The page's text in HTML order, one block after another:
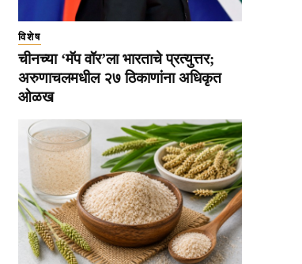
विशेष
चीनच्या ‘मॅप वॉर’ला भारताचे प्रत्युत्तर;
अरुणाचलमधील २७ ठिकाणांना अधिकृत
ओळख